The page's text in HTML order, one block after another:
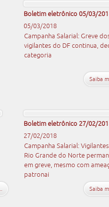
Boletim eletrônico 05/03/
05/03/2018
Campanha Salarial: Greve
vigilantes do DF continua,
categoria
Saiba
Boletim eletrônico 27/02/
27/02/2018
Campanha Salarial:
Rio Grande do Norte
em greve, mesmo com
patronai
Saiba